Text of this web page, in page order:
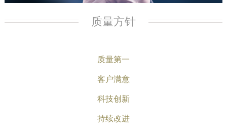
质量方针
质量第一
客户满意
科技创新
持续改进